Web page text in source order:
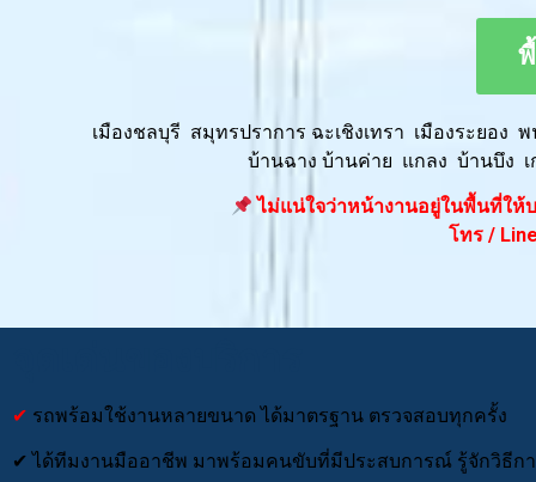
เมืองชลบุรี สมุทรปราการ ฉะเชิงเทรา เมืองระย
บ้านฉาง บ้านค่าย แกลง บ้านบึง เ
ไม่แน่ใจว่าหน้างานอยู่ในพื้นที่ให้
โทร /
✔ รถพร้อมใช้งานหลายขนาด ได้มาตรฐาน ตรวจสอบทุกครั้ง
✔ ได้ทีมงานมืออาชีพ มาพร้อมคนขับที่มีประสบการณ์ รู้จักวิธีก